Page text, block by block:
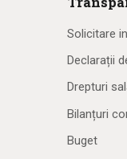
Solicitare
Declarații
Drepturi
Bilanțuri
Buget